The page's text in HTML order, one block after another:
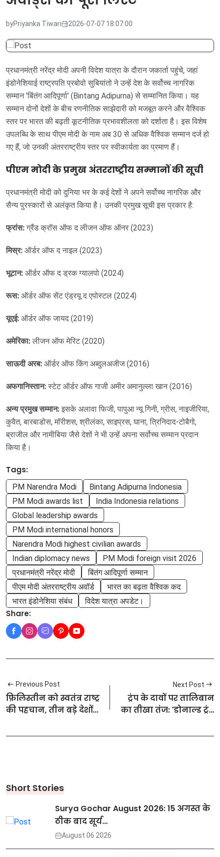
byPriyanka Tiwari 2026-07-07 18:07:00
प्रधानमंत्री नरेंद्र मोदी अपनी विदेश यात्रा के दौरान जकार्ता पहुंचे, जहां
इंडोनेशियाई राष्ट्रपति प्रबोवो सुबियांतो ने उन्हें देश के सर्वोच्च नागरिक
सम्मान 'बिंतंग आदिपूर्णा' (Bintang Adipurna) से सम्मानित किया। यह
सम्मान दोनों देशों के बीच रणनीतिक साझेदारी को मजबूत करने और वैश्विक
स्तर पर भारत की बढ़ती कूटनीतिक प्रभावशीलता को दर्शाता है। इस विशेष
उपलब्धि के साथ पीएम मोदी के नाम अब 30 से अधिक वैश्विक सम्मान दर्ज हो
गए हैं, जो उनकी अंतरराष्ट्रीय स्तर पर स्वीकार्यता का प्रमाण हैं।
पीएम मोदी के प्रमुख अंतरराष्ट्रीय सम्मानों की सूची
प्रधानमंत्री मोदी को दुनिया भर के कई देशों ने अपने सर्वोच्च नागरिक और
सैन्य पुरस्कारों से अलंकृत किया है। उनकी प्रमुख सूची इस प्रकार है:
फ्रांस: ग्रैंड क्रॉस ऑफ द लीजन ऑफ ऑनर (2023)
मिस्र: ऑर्डर ऑफ द नाइल (2023)
भूटान: ऑर्डर ऑफ द ड्रक ग्यालपो (2024)
रूस: ऑर्डर ऑफ सेंट एंड्रयू द एपोस्टल (2024)
यूएई: ऑर्डर ऑफ जायद (2019)
अमेरिका: लीजन ऑफ मेरिट (2020)
साऊदी अरब: ऑर्डर ऑफ किंग अब्दुलअजीज (2016)
अफगानिस्तान: स्टेट ऑर्डर ऑफ गाजी अमीर अमानुल्ला खान (2016)
अन्य प्रमुख सम्मान: इसके अलावा फिजी, पापुआ न्यू गिनी, ग्रीस, नाइजीरिया,
कुवैत, बारबाडोस, मॉरीशस, श्रीलंका, साइप्रस, घाना, त्रिनिदाद-टोबैगो,
ब्राजील और नामीबिया जैसे देशों ने भी उन्हें अपना सर्वोच्च सम्मान प्रदान
किया है।
Tags:
PM Narendra Modi
Bintang Adipurna Indonesia
PM Modi awards list
India Indonesia relations
Global leadership awards
PM Modi international honors
Narendra Modi highest civilian awards
Indian diplomacy news
PM Modi foreign visit 2026
प्रधानमंत्री नरेंद्र मोदी
बिंतंग आदिपूर्णा सम्मान
पीएम मोदी अंतरराष्ट्रीय अवॉर्ड
भारत का बढ़ता वैश्विक कद
भारत इंडोनेशिया संबंध
विदेश यात्रा अपडेट।
Share:
Previous Post
फ़िलिस्तीन को स्वतंत्र राष्ट्र
की पहचान, तीन बड़े देशों
कदम
Next Post
ट्रंप के दावों पर तालिबान
का तीखा तंज: 'डोनाल्ड ट्रंप
नसीब होगा बगराम
Short Stories
Surya Gochar August 2026: 15 अगस्त के
ठीक बाद सूर्य…
August 06 2026